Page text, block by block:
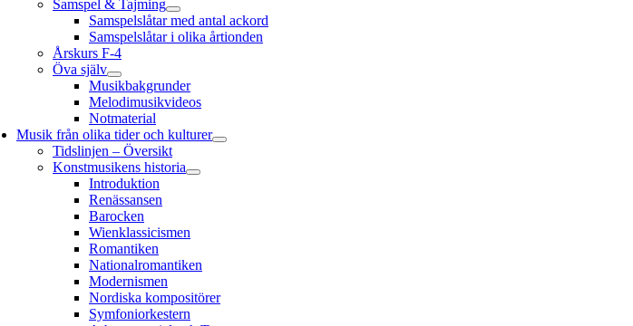
Samspel & Tajming
Samspelslåtar med antal ackord
Samspelslåtar i olika årtionden
Årskurs F-4
Öva själv
Musikbakgrunder
Melodimusikvideos
Notmaterial
Musik från olika tider och kulturer
Tidslinjen – Översikt
Konstmusikens historia
Introduktion
Renässansen
Barocken
Wienklassicismen
Romantiken
Nationalromantiken
Modernismen
Nordiska kompositörer
Symfoniorkestern